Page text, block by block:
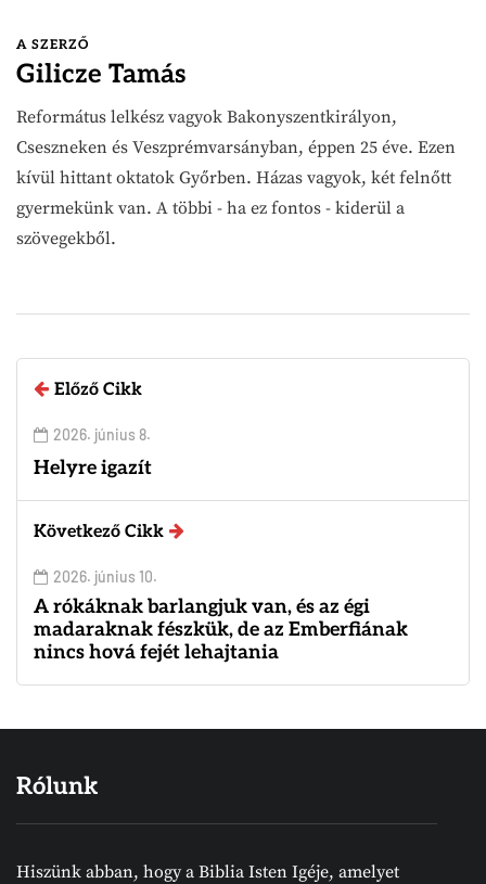
A SZERZŐ
Gilicze Tamás
Református lelkész vagyok Bakonyszentkirályon,
Cseszneken és Veszprémvarsányban, éppen 25 éve. Ezen
kívül hittant oktatok Győrben. Házas vagyok, két felnőtt
gyermekünk van. A többi - ha ez fontos - kiderül a
szövegekből.
Előző Cikk
2026. június 8.
Helyre igazít
Következő Cikk
2026. június 10.
A rókáknak barlangjuk van, és az égi
madaraknak fészkük, de az Emberfiának
nincs hová fejét lehajtania
Rólunk
Hiszünk abban, hogy a Biblia Isten Igéje, amelyet